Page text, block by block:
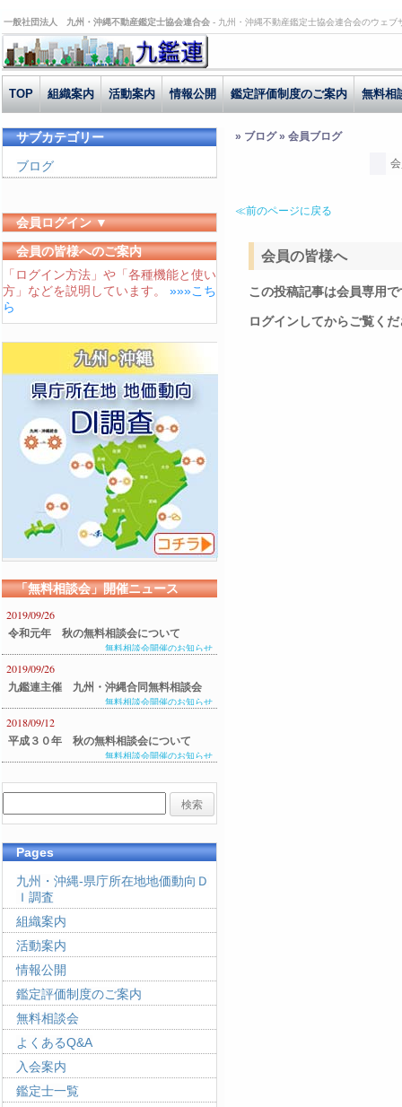
一般社団法人 九州・沖縄不動産鑑定士協会連合会 - 九州・沖縄不動産鑑定士協会連合会のウェ
TOP 組織案内 活動案内 情報公開 鑑定評価制度のご案内 無料相
» ブログ » 会員ブログ
≪前のページに戻る
会員の皆様へ
この投稿記事は会員専用
ログインしてからご覧く
サブカテゴリー
ブログ
会員ログイン ▼
ユーザーID
パスワード
会員の皆様へのご案内
「ログイン方法」や「各種機能と使い
方」などを説明しています。 »»»こち
ら
「無料相談会」開催ニュース
2019/09/26
令和元年 秋の無料相談会について
無料相談会開催のお知らせ
2019/09/26
九鑑連主催 九州・沖縄合同無料相談会
のご案内
無料相談会開催のお知らせ
2018/09/12
平成３０年 秋の無料相談会について
無料相談会開催のお知らせ
Pages
九州・沖縄-県庁所在地地価動向Ｄ
Ｉ調査
組織案内
活動案内
情報公開
鑑定評価制度のご案内
無料相談会
よくあるQ&A
入会案内
鑑定士一覧